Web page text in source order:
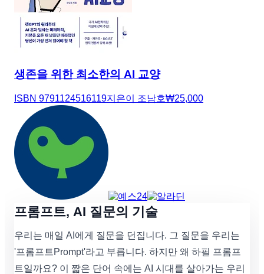
생존을 위한 최소한의 AI 교양
ISBN 9791124516119지은이 조남호₩25,000
프롬프트, AI 질문의 기술
우리는 매일 AI에게 질문을 던집니다. 그 질문을 우리는
'프롬프트Prompt'라고 부릅니다. 하지만 왜 하필 프롬프
트일까요? 이 짧은 단어 속에는 AI 시대를 살아가는 우리